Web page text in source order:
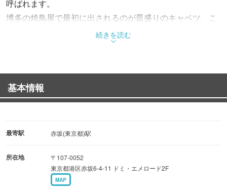
呼ばれます。
博多の焼鳥屋で最初に出されるのが皿盛りのキャベツ、こ
のキャベツにかかっている酢だれ、これが絶品。
そして博多っ子が焼鳥屋で一番に注文するのが「バラ」、
ばこれを指すくらいです。
まずは酢だれのキャベツとバラで焼酎を流し込む、それか
らが博多焼鳥のスタートです。
続きを読む
基本情報
最寄駅 赤坂(東京都)駅
所在地
〒107-0052
東京都港区赤坂6-4-11 ドミ・エメロード2F
MAP